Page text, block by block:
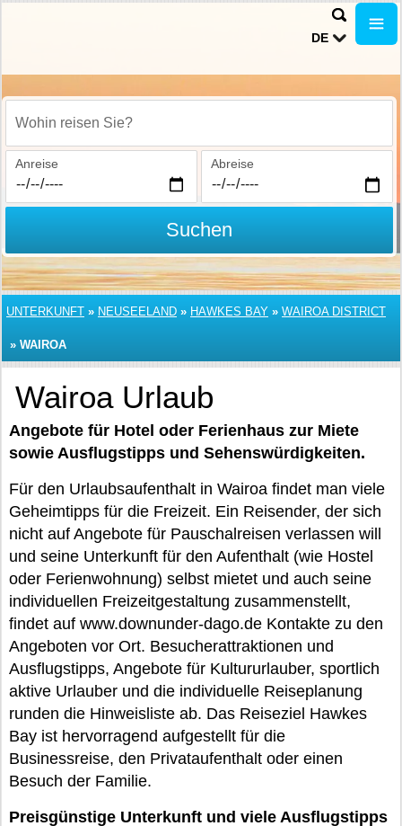
DE
Wohin reisen Sie?
Anreise Abreise
Suchen
UNTERKUNFT » NEUSEELAND » HAWKES BAY » WAIROA DISTRICT
» WAIROA
Wairoa Urlaub
Angebote für Hotel oder Ferienhaus zur Miete
sowie Ausflugstipps und Sehenswürdigkeiten.
Für den Urlaubsaufenthalt in Wairoa findet man viele
Geheimtipps für die Freizeit. Ein Reisender, der sich
nicht auf Angebote für Pauschalreisen verlassen will
und seine Unterkunft für den Aufenthalt (wie Hostel
oder Ferienwohnung) selbst mietet und auch seine
individuellen Freizeitgestaltung zusammenstellt,
findet auf www.downunder-dago.de Kontakte zu den
Angeboten vor Ort. Besucherattraktionen und
Ausflugstipps, Angebote für Kultururlauber, sportlich
aktive Urlauber und die individuelle Reiseplanung
runden die Hinweisliste ab. Das Reiseziel Hawkes
Bay ist hervorragend aufgestellt für die
Businessreise, den Privataufenthalt oder einen
Besuch der Familie.
Preisgünstige Unterkunft und viele Ausflugstipps